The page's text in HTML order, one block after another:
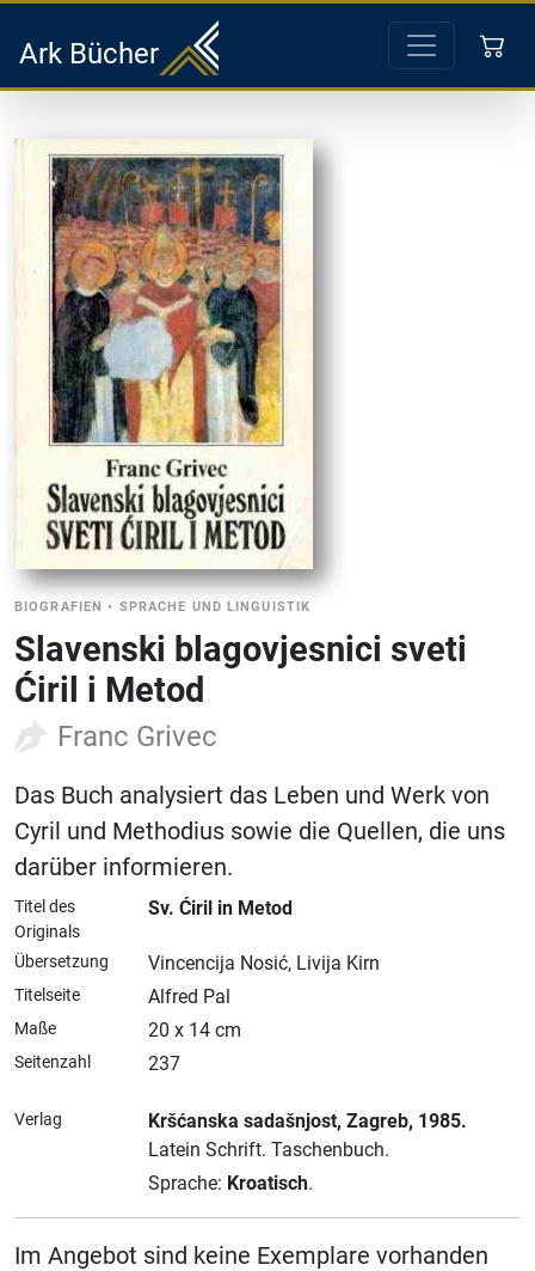
Ark Bücher
BIOGRAFIEN • SPRACHE UND LINGUISTIK
Slavenski blagovjesnici sveti
Ćiril i Metod
Franc Grivec
Das Buch analysiert das Leben und Werk von
Cyril und Methodius sowie die Quellen, die uns
darüber informieren.
Titel des
Originals
Sv. Ćiril in Metod
Übersetzung Vincencija Nosić, Livija Kirn
Titelseite Alfred Pal
Maße 20 x 14 cm
Seitenzahl 237
Verlag Kršćanska sadašnjost, Zagreb, 1985.
Latein Schrift. Taschenbuch.
Sprache: Kroatisch.
Im Angebot sind keine Exemplare vorhanden